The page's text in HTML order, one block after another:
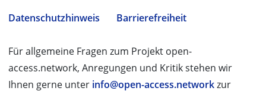
Datenschutzhinweis
Barrierefreiheit
Für allgemeine Fragen zum Projekt open-
access.network, Anregungen und Kritik stehen wir
Ihnen gerne unter info@open-access.networkzur